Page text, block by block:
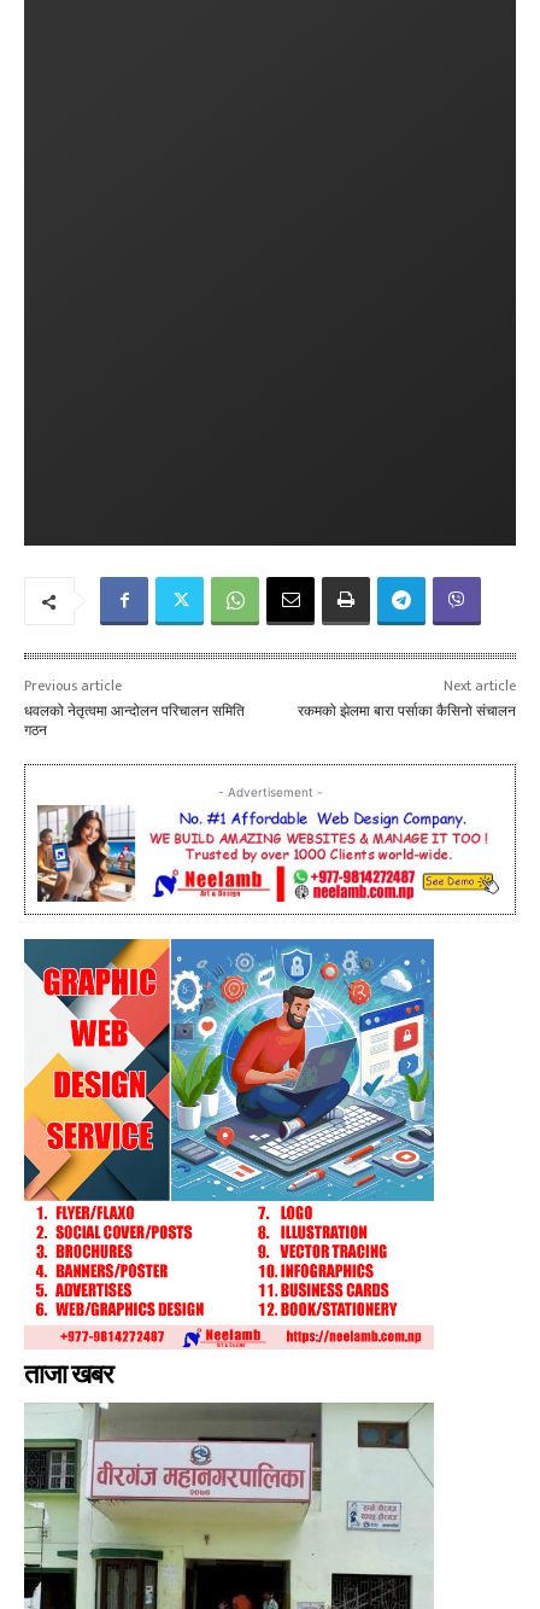
Previous article
धवलको नेतृत्वमा आन्दोलन परिचालन समिति
गठन
Next article
रकमको झेलमा बारा पर्साका कैसिनो संचालन
- Advertisement -
ताजा खबर